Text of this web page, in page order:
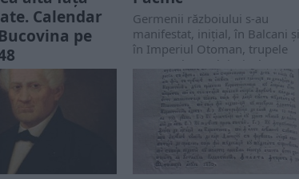
Calendar
pe
Bucovina pe
la nașterea
Hristos, carele...
Germenii războiului s-au
manifestat, iniţial, în Balcani şi
în Imperiul Otoman, trupele
armate ale ţarului Nicolae...